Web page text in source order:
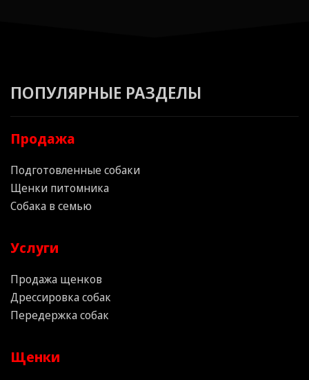
ПОПУЛЯРНЫЕ РАЗДЕЛЫ
Продажа
Подготовленные собаки
Щенки питомника
Собака в семью
Услуги
Продажа щенков
Дрессировка собак
Передержка собак
Щенки